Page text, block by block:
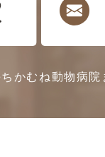
かむね動物病院